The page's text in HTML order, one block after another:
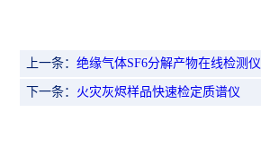
上一条：绝缘气体SF6分解产物在线检测仪
下一条： 火灾灰烬样品快速检定质谱仪